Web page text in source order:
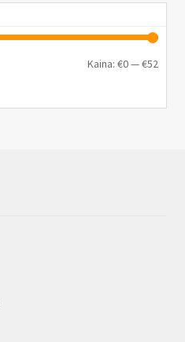
Kaina:€0—€52